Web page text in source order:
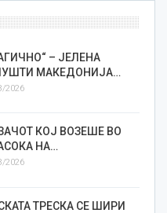
– ЈЕЛЕНА
МАКЕДОНИЈА…
2026
КОЈ ВОЗЕШЕ ВО
НА…
2026
ТРЕСКА СЕ ШИРИ